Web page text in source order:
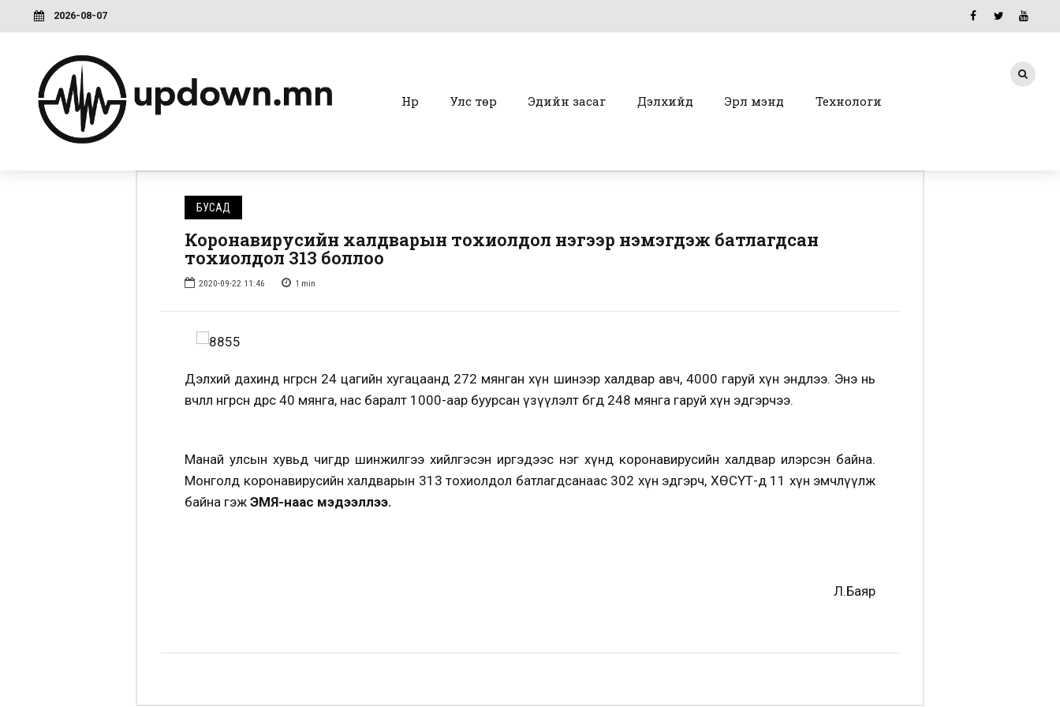
2026-08-07
Нүүр Улс төр Эдийн засаг Дэлхийд Эрүүл мэнд Технологи
БУСАД
Коронавирусийн халдварын тохиолдол нэгээр нэмэгдэж батлагдсан
тохиолдол 313 боллоо
2020-09-22 11:46 1 min
Дэлхий дахинд өнгөрсөн 24 цагийн хугацаанд 272 мянган хүн шинээр халдвар авч, 4000 гаруй хүн эндлээ. Энэ нь
өвчлөл өнгөрсөн өдрөөс 40 мянга, нас баралт 1000-аар буурсан үзүүлэлт бөгөөд 248 мянга гаруй хүн эдгэрчээ.
Манай улсын хувьд өчигдөр шинжилгээ хийлгэсэн иргэдээс нэг хүнд коронавирусийн халдвар илэрсэн байна.
Монголд коронавирусийн халдварын 313 тохиолдол батлагдсанаас 302 хүн эдгэрч, ХӨСҮТ-д 11 хүн эмчлүүлж
байна гэж ЭМЯ-наас мэдээллээ.
Л.Баяр